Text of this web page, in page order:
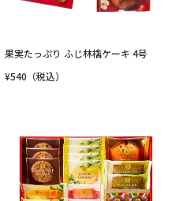
果実たっぷり ふじ林檎ケーキ 4号
¥540（税込）